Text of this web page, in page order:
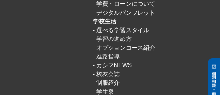
学費・ローンについて
デジタルパンフレット
学校生活
選べる学習スタイル
学習の進め方
オプションコース紹介
進路指導
カシマNEWS
校友会誌
制服紹介
学生寮